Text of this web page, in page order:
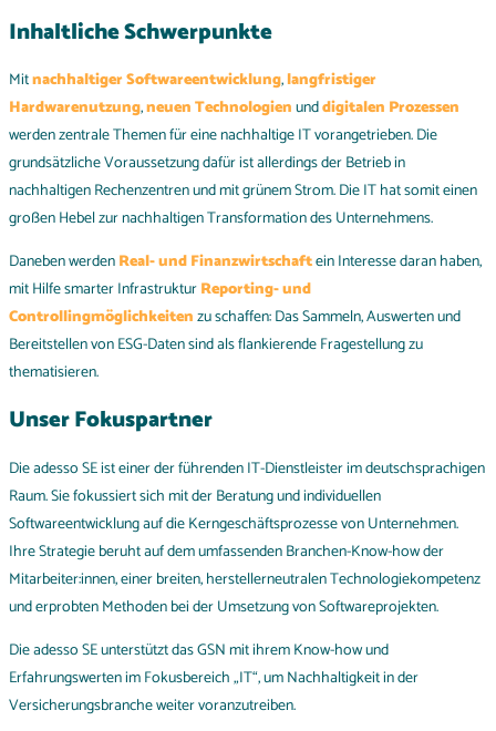
Inhaltliche Schwerpunkte
Mitnachhaltiger Softwareentwicklung,langfristiger
Hardwarenutzung,neuenTechnologienunddigitalen Prozessen
werden zentrale Themen für eine nachhaltige IT vorangetrieben. Die
grundsätzliche Voraussetzung dafür ist allerdings der Betrieb in
nachhaltigen Rechenzentren und mit grünem Strom. Die IT hat somit einen
großen Hebel zur nachhaltigen Transformation des Unternehmens.
Daneben werdenReal- und Finanzwirtschaftein Interesse daran haben,
mit Hilfe smarter InfrastrukturReporting- und
Controllingmöglichkeitenzu schaffen: Das Sammeln, Auswerten und
Bereitstellen von ESG-Daten sind als flankierende Fragestellung zu
thematisieren.
Unser Fokuspartner
Die adesso SE ist einer der führenden IT-Dienstleister im deutschsprachigen
Raum. Sie fokussiert sich mit der Beratung und individuellen
Softwareentwicklung auf die Kerngeschäftsprozesse von Unternehmen.
Ihre Strategie beruht auf dem umfassenden Branchen-Know-how der
Mitarbeiter:innen, einer breiten, herstellerneutralen Technologiekompetenz
und erprobten Methoden bei der Umsetzung von Softwareprojekten.
Die adesso SE unterstützt das GSN mit ihrem Know-how und
Erfahrungswerten im Fokusbereich „IT“, um Nachhaltigkeit in der
Versicherungsbranche weiter voranzutreiben.